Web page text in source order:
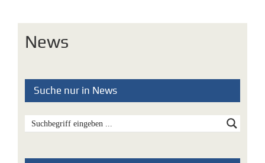
News
Suche nur in News